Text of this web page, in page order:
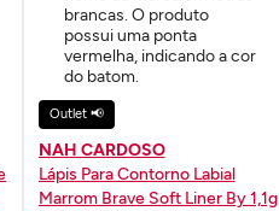
Outlet 📢
NAH CARDOSO
Lápis Para Contorno Labial
Marrom Brave Soft Liner By 1,1g